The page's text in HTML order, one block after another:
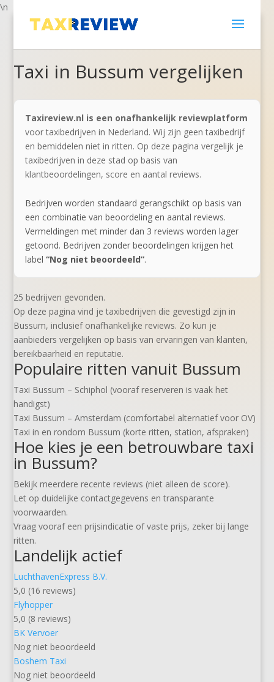
\n
Taxi in Bussum vergelijken
Taxireview.nl is een onafhankelijk reviewplatform
voor taxibedrijven in Nederland. Wij zijn geen taxibedrijf
en bemiddelen niet in ritten. Op deze pagina vergelijk je
taxibedrijven in deze stad op basis van
klantbeoordelingen, score en aantal reviews.
Bedrijven worden standaard gerangschikt op basis van
een combinatie van beoordeling en aantal reviews.
Vermeldingen met minder dan 3 reviews worden lager
getoond. Bedrijven zonder beoordelingen krijgen het
label“Nog niet beoordeeld”.
25 bedrijven gevonden.
Op deze pagina vind je taxibedrijven die gevestigd zijn in
Bussum, inclusief onafhankelijke reviews. Zo kun je
aanbieders vergelijken op basis van ervaringen van klanten,
bereikbaarheid en reputatie.
Populaire ritten vanuit Bussum
Taxi Bussum – Schiphol (vooraf reserveren is vaak het
handigst)
Taxi Bussum – Amsterdam (comfortabel alternatief voor OV)
Taxi in en rondom Bussum (korte ritten, station, afspraken)
Hoe kies je een betrouwbare taxi
in Bussum?
Bekijk meerdere recente reviews (niet alleen de score).
Let op duidelijke contactgegevens en transparante
voorwaarden.
Vraag vooraf een prijsindicatie of vaste prijs, zeker bij lange
ritten.
Landelijk actief
LuchthavenExpress B.V.
5,0 (16 reviews)
Flyhopper
5,0 (8 reviews)
BK Vervoer
Nog niet beoordeeld
Boshem Taxi
Nog niet beoordeeld